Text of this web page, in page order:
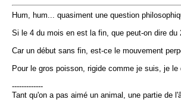
Hum, hum... quasiment une question
Si le 4 du mois en est la fin, que peut-on dire du
Car un début sans fin, est-ce le mouvement
Pour le gros poisson, rigide comme je suis, je
-------------
Tant qu'on a pas aimé un animal, une partie de